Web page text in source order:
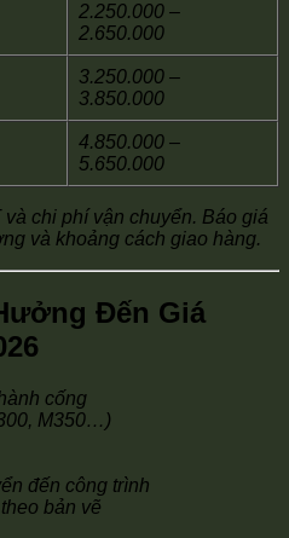
2.250.000 –
2.650.000
3.250.000 –
3.850.000
4.850.000 –
5.650.000
chi phí vận chuyển. Báo giá
và khoảng cách giao hàng.
Đến Giá
cống
M350…)
đến công trình
bản vẽ